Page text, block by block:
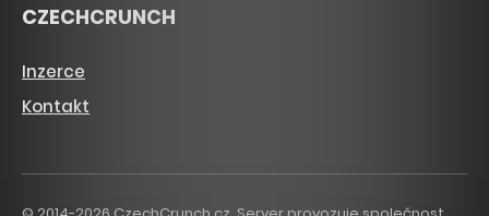
CZECHCRUNCH
Inzerce
Kontakt